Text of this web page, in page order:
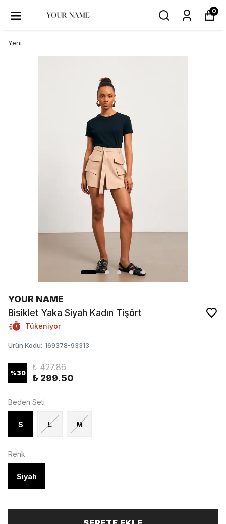
0
Yeni
YOUR NAME
Bisiklet Yaka Siyah Kadın Tişört
Tükeniyor
Ürün Kodu: 169378-93313
%30
₺ 427.86
₺ 299.50
Beden Seti
S L M
Renk
Siyah